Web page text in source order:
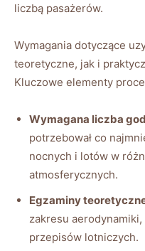
liczbą pasażerów.
Wymagania dotyczące
teoretyczne, jak i
Kluczowe elementy
Wymagana liczba
potrzebował co
nocnych i lotów w
atmosferycznych.
Egzaminy
zakresu
przepisów lotniczych.